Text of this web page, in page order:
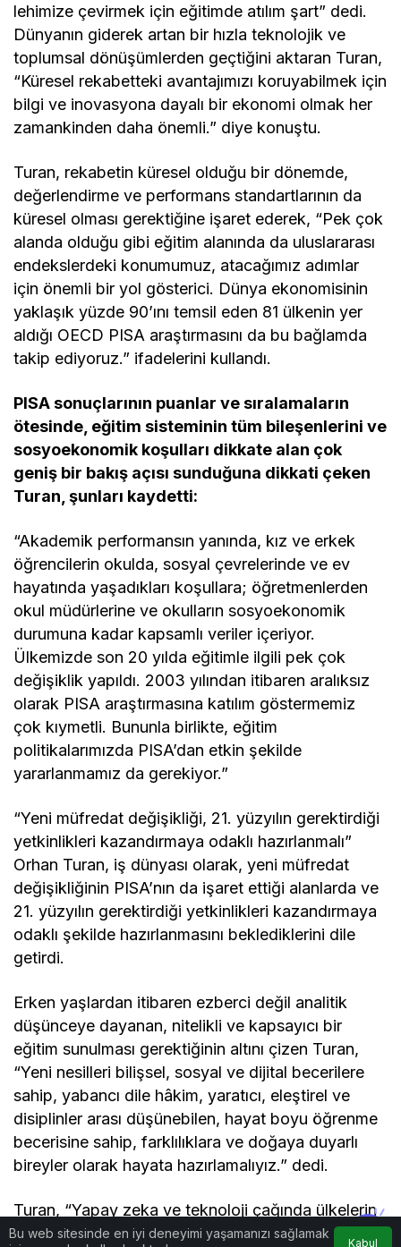
lehimize çevirmek için eğitimde atılım şart” dedi.
Dünyanın giderek artan bir hızla teknolojik ve
toplumsal dönüşümlerden geçtiğini aktaran Turan,
“Küresel rekabetteki avantajımızı koruyabilmek için
bilgi ve inovasyona dayalı bir ekonomi olmak her
zamankinden daha önemli.” diye konuştu.
Turan, rekabetin küresel olduğu bir dönemde,
değerlendirme ve performans standartlarının da
küresel olması gerektiğine işaret ederek, “Pek çok
alanda olduğu gibi eğitim alanında da uluslararası
endekslerdeki konumumuz, atacağımız adımlar
için önemli bir yol gösterici. Dünya ekonomisinin
yaklaşık yüzde 90’ını temsil eden 81 ülkenin yer
aldığı OECD PISA araştırmasını da bu bağlamda
takip ediyoruz.” ifadelerini kullandı.
PISA sonuçlarının puanlar ve sıralamaların
ötesinde, eğitim sisteminin tüm bileşenlerini ve
sosyoekonomik koşulları dikkate alan çok
geniş bir bakış açısı sunduğuna dikkati çeken
Turan, şunları kaydetti:
“Akademik performansın yanında, kız ve erkek
öğrencilerin okulda, sosyal çevrelerinde ve ev
hayatında yaşadıkları koşullara; öğretmenlerden
okul müdürlerine ve okulların sosyoekonomik
durumuna kadar kapsamlı veriler içeriyor.
Ülkemizde son 20 yılda eğitimle ilgili pek çok
değişiklik yapıldı. 2003 yılından itibaren aralıksız
olarak PISA araştırmasına katılım göstermemiz
çok kıymetli. Bununla birlikte, eğitim
politikalarımızda PISA’dan etkin şekilde
yararlanmamız da gerekiyor.”
“Yeni müfredat değişikliği, 21. yüzyılın gerektirdiği
yetkinlikleri kazandırmaya odaklı hazırlanmalı”
Orhan Turan, iş dünyası olarak, yeni müfredat
değişikliğinin PISA’nın da işaret ettiği alanlarda ve
21. yüzyılın gerektirdiği yetkinlikleri kazandırmaya
odaklı şekilde hazırlanmasını beklediklerini dile
getirdi.
Erken yaşlardan itibaren ezberci değil analitik
düşünceye dayanan, nitelikli ve kapsayıcı bir
eğitim sunulması gerektiğinin altını çizen Turan,
“Yeni nesilleri bilişsel, sosyal ve dijital becerilere
sahip, yabancı dile hâkim, yaratıcı, eleştirel ve
disiplinler arası düşünebilen, hayat boyu öğrenme
becerisine sahip, farklılıklara ve doğaya duyarlı
bireyler olarak hayata hazırlamalıyız.” dedi.
Turan, “Yapay zeka ve teknoloji çağında ülkelerin
eğitim sistemlerini yeniden değerlendirdiği, özel bir
Bu web sitesinde en iyi deneyimi yaşamanızı sağlamak
Kabul